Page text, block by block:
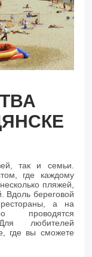
так и семьи.
где каждому
пляжей,
Вдоль береговой
а на
проводятся
любителей
где вы сможете